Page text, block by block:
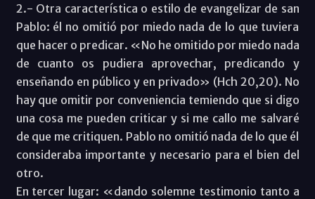
2.- Otra característica o estilo de evangelizar de san
Pablo: él no omitió por miedo nada de lo que tuviera
que hacer o predicar. «No he omitido por miedo nada
de cuanto os pudiera aprovechar, predicando y
enseñando en público y en privado» (Hch 20,20). No
hay que omitir por conveniencia temiendo que si digo
una cosa me pueden criticar y si me callo me salvaré
de que me critiquen. Pablo no omitió nada de lo que él
consideraba importante y necesario para el bien del
otro.
En tercer lugar: «dando solemne testimonio tanto a